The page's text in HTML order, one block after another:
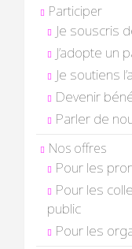
Participer
Je souscris
J’adopte un
Je soutiens
Devenir
Parler de
Nos offres
Pour les
Pour les
public
Pour les